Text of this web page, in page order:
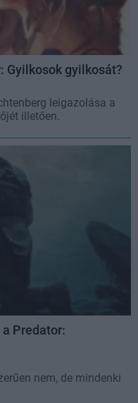
Gyilkosok gyilkosát?
leigazolása a
illetően.
Predator:
nem, de mindenki